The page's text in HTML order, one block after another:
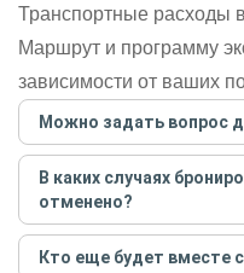
Транспортные расходы
Маршрут и программу
зависимости от ваших
Можно задать вопрос
Достаточно перейти по
написать гиду. Платить
согласуйте с гидом
этого бронируйте
В каких случаях
отменено?
Только в случае
например, если
Кто еще будет вместе